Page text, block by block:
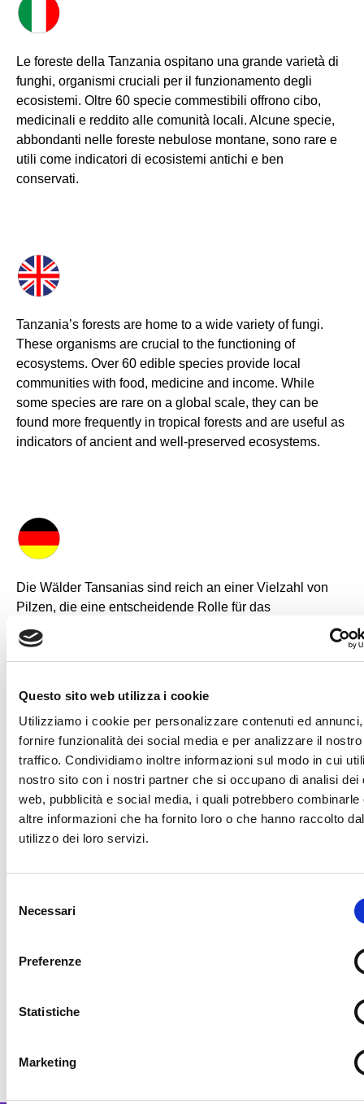
Questo sito web utilizza i cookie
Utilizziamo i cookie per personalizzare contenuti ed
fornire funzionalità dei social media e per analizzare il nostro
traffico. Condividiamo inoltre informazioni sul modo in cui
nostro sito con i nostri partner che si occupano di analisi dei
web, pubblicità e social media, i quali potrebbero combinarle
altre informazioni che ha fornito loro o che hanno raccolto
utilizzo dei loro servizi.
delNecessari
Preferenze
Statistiche
Marketing
Partecipa
Per la scuola
Le foreste della Tanzania ospitano una grande varietà di
funghi, organismi cruciali per il funzionamento degli
ecosistemi. Oltre 60 specie commestibili offrono cibo,
medicinali e reddito alle comunità locali. Alcune specie,
abbondanti nelle foreste nebulose montane, sono rare e
utili come indicatori di ecosistemi antichi e ben
conservati.
Tanzania’s forests are home to a wide variety of fungi.
These organisms are crucial to the functioning of
ecosystems. Over 60 edible species provide local
communities with food, medicine and income. While
some species are rare on a global scale, they can be
found more frequently in tropical forests and are useful as
indicators of ancient and well-preserved ecosystems.
Die Wälder Tansanias sind reich an einer Vielzahl von
Pilzen, die eine entscheidende Rolle für das
Funktionieren der Ökosysteme spielen. Mehr als 60
essbare Arten dienen den umliegenden Gemeinschaften
als wichtige Nahrungs-, Medizin- und Einkommensquelle.
vor, die als nützliche Indikatoren für alte und gut erhaltene
Ökosysteme dienen.